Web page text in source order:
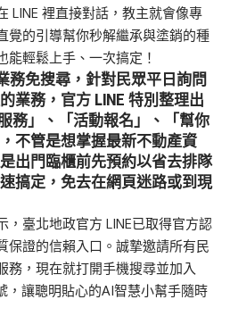
LINE 裡直接對話，教主就會像專
覺的引導幫你秒解繼承與塗銷的種
能輕鬆上手、一次搞定！
務免搜尋， 針對民眾平日詢問
業務，官方 LINE 特別整理出
務」、「活動報名」、「幫你
不管是想掌握最新不動產資
出門臨櫃前先預約以省去排隊
搞定，免去在網頁迷路或到現
，臺北地政官方 LINE已取得官方認
保證的信賴入口。誠摯邀請所有民
務，現在就打開手機搜尋並加入
，讓聰明貼心的AI智慧小幫手隨時